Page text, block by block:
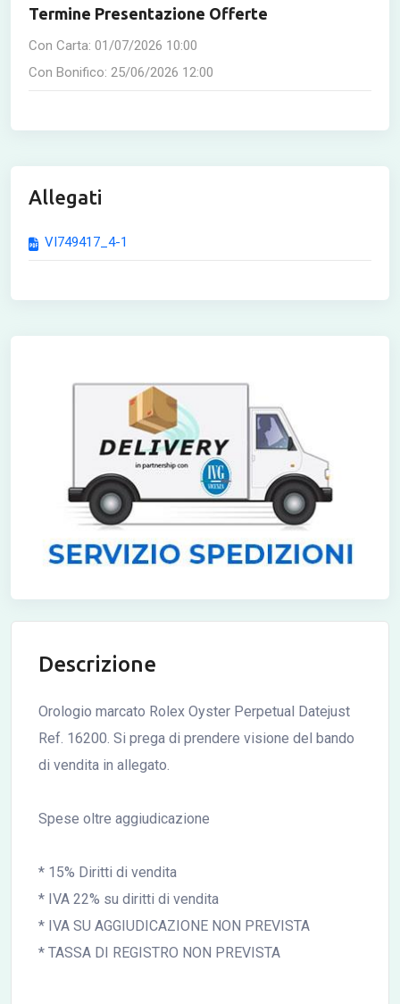
Descrizione
Orologio marcato Rolex Oyster Perpetual Datejust
Ref. 16200. Si prega di prendere visione del bando
di vendita in allegato.
Spese oltre aggiudicazione
* 15% Diritti di vendita
* IVA 22% su diritti di vendita
* IVA SU AGGIUDICAZIONE NON PREVISTA
* TASSA DI REGISTRO NON PREVISTA
Termine Presentazione Offerte
Con Carta: 01/07/2026 10:00
Con Bonifico: 25/06/2026 12:00
Allegati
VI749417_4-1